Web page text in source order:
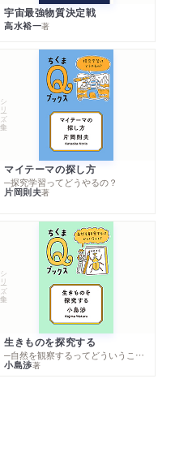
宇宙最強物質決定戦
高水裕一著
シリーズ・全集
マイテーマの探し方
─探究学習ってどうやるの？
片岡則夫著
シリーズ・全集
生きものを探究する
─自然を観察するってどういうこと？
小島渉著